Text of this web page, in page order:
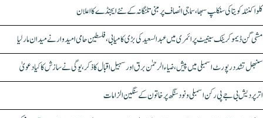
کلواکنٹلہ کویتا کی سنکلپ سبھا، سماجی انصاف پر مبنی تلنگانہ کے نئے ایجنڈے کا اعلان
مشی گن ڈیموکریٹک سینیٹ پرائمری میں عبدالسعید کی بڑی کامیابی، فلسطین حامی امیدوار نے میدان مار لیا
سنبھل تشدد رپورٹ اسمبلی میں پیش، ضیاء الرحمٰن برق اور سہیل اقبال کا ذکر، یوگی نے سازش کا کیا دعویٰ
اتر پردیش بی جے پی رکن اسمبلی ونود سنگھ پر خاتون کے سنگین الزامات